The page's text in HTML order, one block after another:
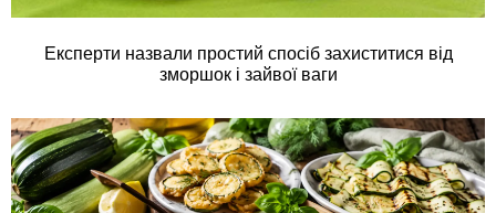
Експерти назвали простий спосіб захиститися від
зморшок і зайвої ваги